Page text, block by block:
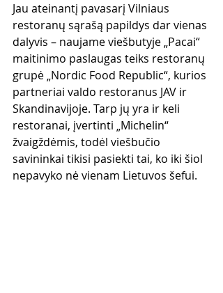
Jau ateinantį pavasarį Vilniaus
restoranų sąrašą papildys dar vienas
dalyvis – naujame viešbutyje „Pacai“
maitinimo paslaugas teiks restoranų
grupė „Nordic Food Republic“, kurios
partneriai valdo restoranus JAV ir
Skandinavijoje. Tarp jų yra ir keli
restoranai, įvertinti „Michelin“
žvaigždėmis, todėl viešbučio
savininkai tikisi pasiekti tai, ko iki šiol
nepavyko nė vienam Lietuvos šefui.